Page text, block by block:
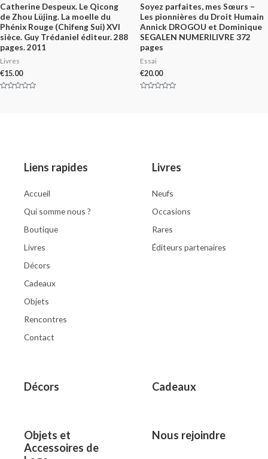
Catherine Despeux. Le Qicong
de Zhou Lüjing. La moelle du
Phénix Rouge (Chifeng Sui) XVI
sièce. Guy Trédaniel éditeur. 288
pages. 2011
Livres
€15.00
Soyez parfaites, mes Sœurs –
Les pionnières du Droit Humain
Annick DROGOU et Dominique
SEGALEN NUMERILIVRE 372
pages
Essai
€20.00
Liens rapides
Accueil
Qui somme nous ?
Boutique
Livres
Décors
Cadeaux
Objets
Rencontres
Contact
Livres
Neufs
Occasions
Rares
Éditeurs partenaires
Décors Cadeaux
Objets et
Accessoires de
Nous rejoindre